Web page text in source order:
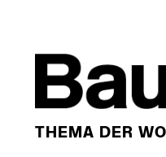
THEMA DER